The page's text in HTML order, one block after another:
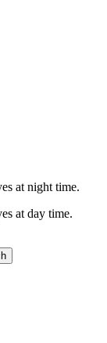
at night time.
at day time.